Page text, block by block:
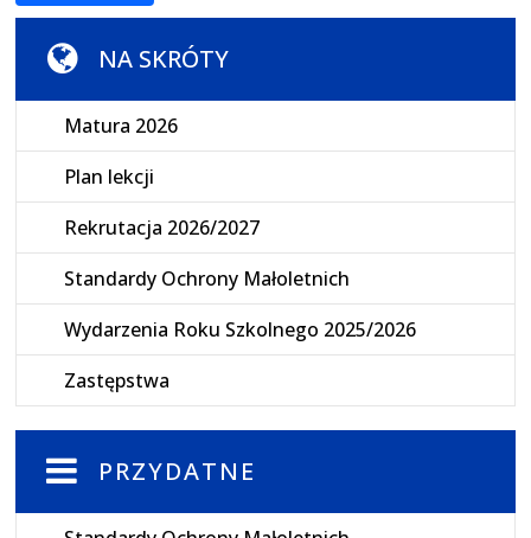
NA SKRÓTY
Matura 2026
Plan lekcji
Rekrutacja 2026/2027
Standardy Ochrony Małoletnich
Wydarzenia Roku Szkolnego 2025/2026
Zastępstwa
PRZYDATNE